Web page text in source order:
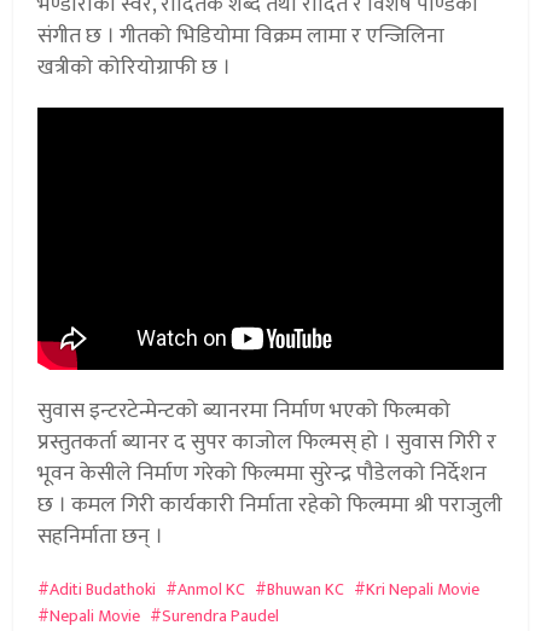
संगीत छ । गीतको भिडियोमा विक्रम लामा र एन्जिलिना
खत्रीको कोरियोग्राफी छ ।
सुवास इन्टरटेन्मेन्टको ब्यानरमा निर्माण भएको फिल्मको
प्रस्तुतकर्ता ब्यानर द सुपर काजोल फिल्मस् हो । सुवास गिरी र
भूवन केसीले निर्माण गरेको फिल्ममा सुरेन्द्र पौडेलको निर्देशन
छ । कमल गिरी कार्यकारी निर्माता रहेको फिल्ममा श्री पराजुली
सहनिर्माता छन् ।
Aditi Budathoki Anmol KC Bhuwan KC
Kri Nepali Movie
Nepali Movie
Surendra Paudel